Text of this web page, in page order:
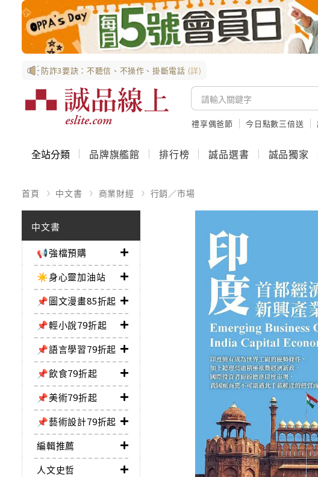
防詐3要訣：不聽信、不操作、掛斷電話 (詳)
禮享偶爸節 今日點數三倍送
全站分類 品牌旗艦館 排行榜 誠品選書 誠品獨家
首頁 中文書 商業財經 行銷／市場
中文書
📢強檔預購
☀️身心靈加油站
📌圖文漫畫85折起
📌輕小說79折起
📌語言學習79折起
📌飲食79折起
📌美術79折起
📌藝術設計79折起
編輯推薦
人文史哲